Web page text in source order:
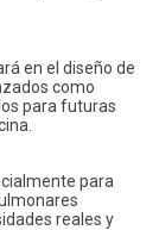
en el diseño de
como
para futuras
para
reales y